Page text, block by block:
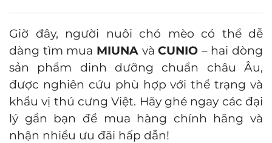
Giờ đây, người nuôi chó mèo có thể dễ
dàng tìm mua MIUNAvàCUNIO – hai dòng
sản phẩm dinh dưỡng chuẩn châu Âu,
được nghiên cứu phù hợp với thể trạng và
khẩu vị thú cưng Việt. Hãy ghé ngay các đại
lý gần bạn để mua hàng chính hãng và
nhận nhiều ưu đãi hấp dẫn!